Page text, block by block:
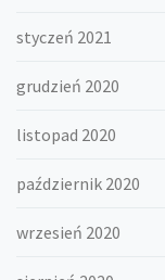
styczeń 2021
grudzień 2020
listopad 2020
październik 2020
wrzesień 2020